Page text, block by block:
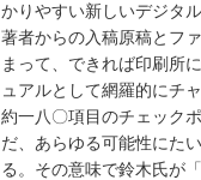
かりやすい新しいデジタ
著者からの入稿原稿とフ
まって、できれば印刷所
ュアルとして網羅的にチ
約一八〇項目のチェック
だ、あらゆる可能性にた
る。その意味で鈴木氏が